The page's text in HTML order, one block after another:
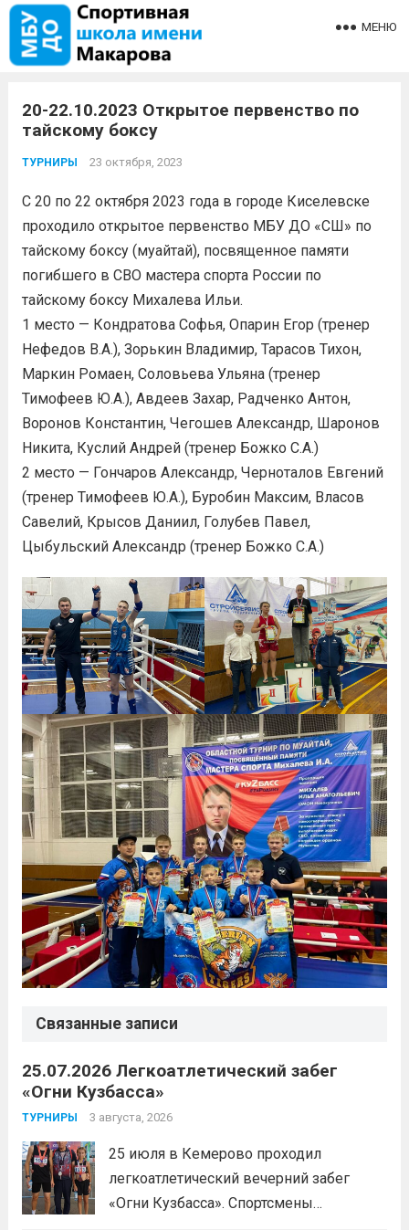
МЕНЮ
20-22.10.2023 Открытое первенство по
тайскому боксу
ТУРНИРЫ 23 октября, 2023
С 20 по 22 октября 2023 года в городе Киселевске
проходило открытое первенство МБУ ДО «СШ» по
тайскому боксу (муайтай), посвященное памяти
погибшего в СВО мастера спорта России по
тайскому боксу Михалева Ильи.
1 место — Кондратова Софья, Опарин Егор (тренер
Нефедов В.А.), Зорькин Владимир, Тарасов Тихон,
Маркин Ромаен, Соловьева Ульяна (тренер
Тимофеев Ю.А.), Авдеев Захар, Радченко Антон,
Воронов Константин, Чегошев Александр, Шаронов
Никита, Куслий Андрей (тренер Божко С.А.)
2 место — Гончаров Александр, Черноталов Евгений
(тренер Тимофеев Ю.А.), Буробин Максим, Власов
Савелий, Крысов Даниил, Голубев Павел,
Цыбульский Александр (тренер Божко С.А.)
Связанные записи
25.07.2026 Легкоатлетический забег
«Огни Кузбасса»
ТУРНИРЫ 3 августа, 2026
25 июля в Кемерово проходил
легкоатлетический вечерний забег
«Огни Кузбасса». Спортсмены